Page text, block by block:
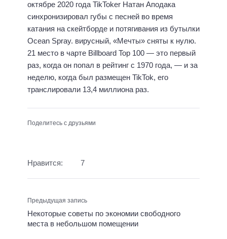
октябре 2020 года TikToker Натан Аподака
синхронизировал губы с песней во время
катания на скейтборде и потягивания из бутылки
Ocean Spray. вирусный, «Мечты» сняты к нулю.
21 место в чарте Billboard Top 100 — это первый
раз, когда он попал в рейтинг с 1970 года, — и за
неделю, когда был размещен TikTok, его
транслировали 13,4 миллиона раз.
Поделитесь с друзьями
Нравится: 7
Предыдущая запись
Некоторые советы по экономии свободного
места в небольшом помещении